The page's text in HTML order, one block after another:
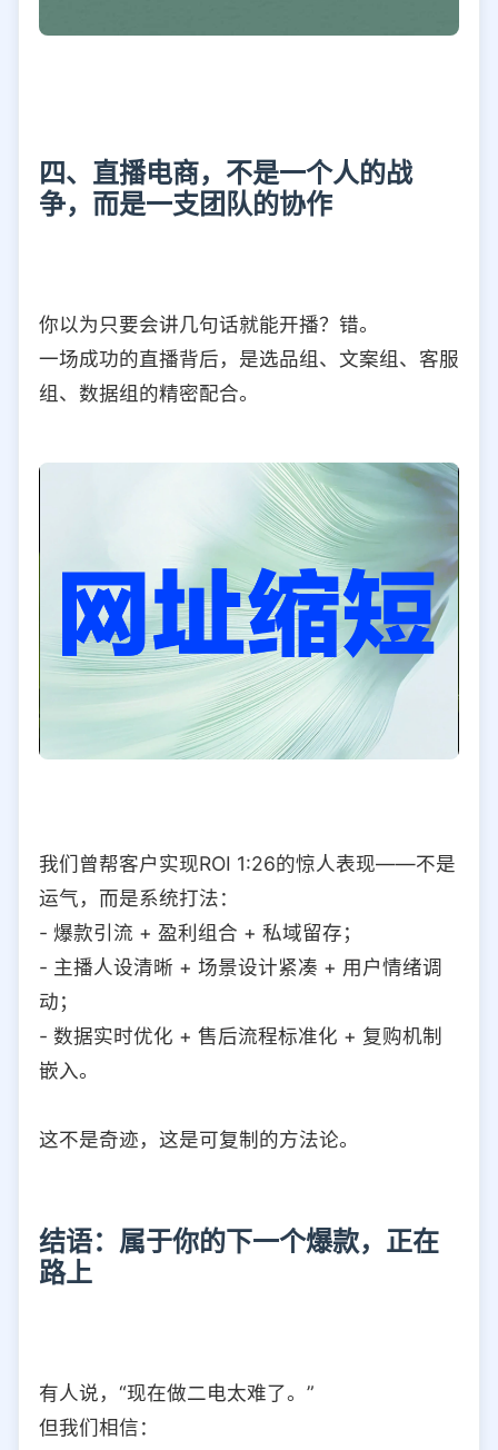
四、直播电商，不是一个人的战
争，而是一支团队的协作
你以为只要会讲几句话就能开播？错。
一场成功的直播背后，是选品组、文案组、客服
组、数据组的精密配合。
我们曾帮客户实现ROI 1:26的惊人表现——不是
运气，而是系统打法：
- 爆款引流 + 盈利组合 + 私域留存；
- 主播人设清晰 + 场景设计紧凑 + 用户情绪调
动；
- 数据实时优化 + 售后流程标准化 + 复购机制
嵌入。
这不是奇迹，这是可复制的方法论。
结语：属于你的下一个爆款，正在
路上
有人说，“现在做二电太难了。”
但我们相信：